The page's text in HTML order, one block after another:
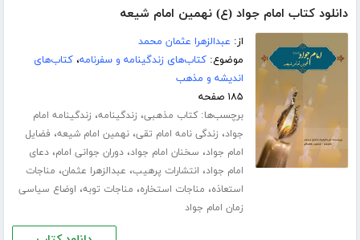
دانلود کتاب امام جواد (ع) نهمین امام شیعه
از: عبدالزهرا عثمان محمد
موضوع:کتاب‌های زندگینامه و سفرنامه،کتاب‌های
اندیشه و مذهب
۱۸۵ صفحه
برچسب‌ها:کتاب مذهبی، زندگینامه، زندگینامه امام
جواد، زندگی نامه امام تقی،نهمین امام شیعه، فضایل
امام جواد، سخنان امام جواد،دوران جوانی امام،دعای
امام جواد، انتشارات پرهیب، عبدالزهرا عثمان، مناجات
استعاذه، مناجات استخاره، مناجات توبه، اوضاع سیاسی
زمان امام جواد